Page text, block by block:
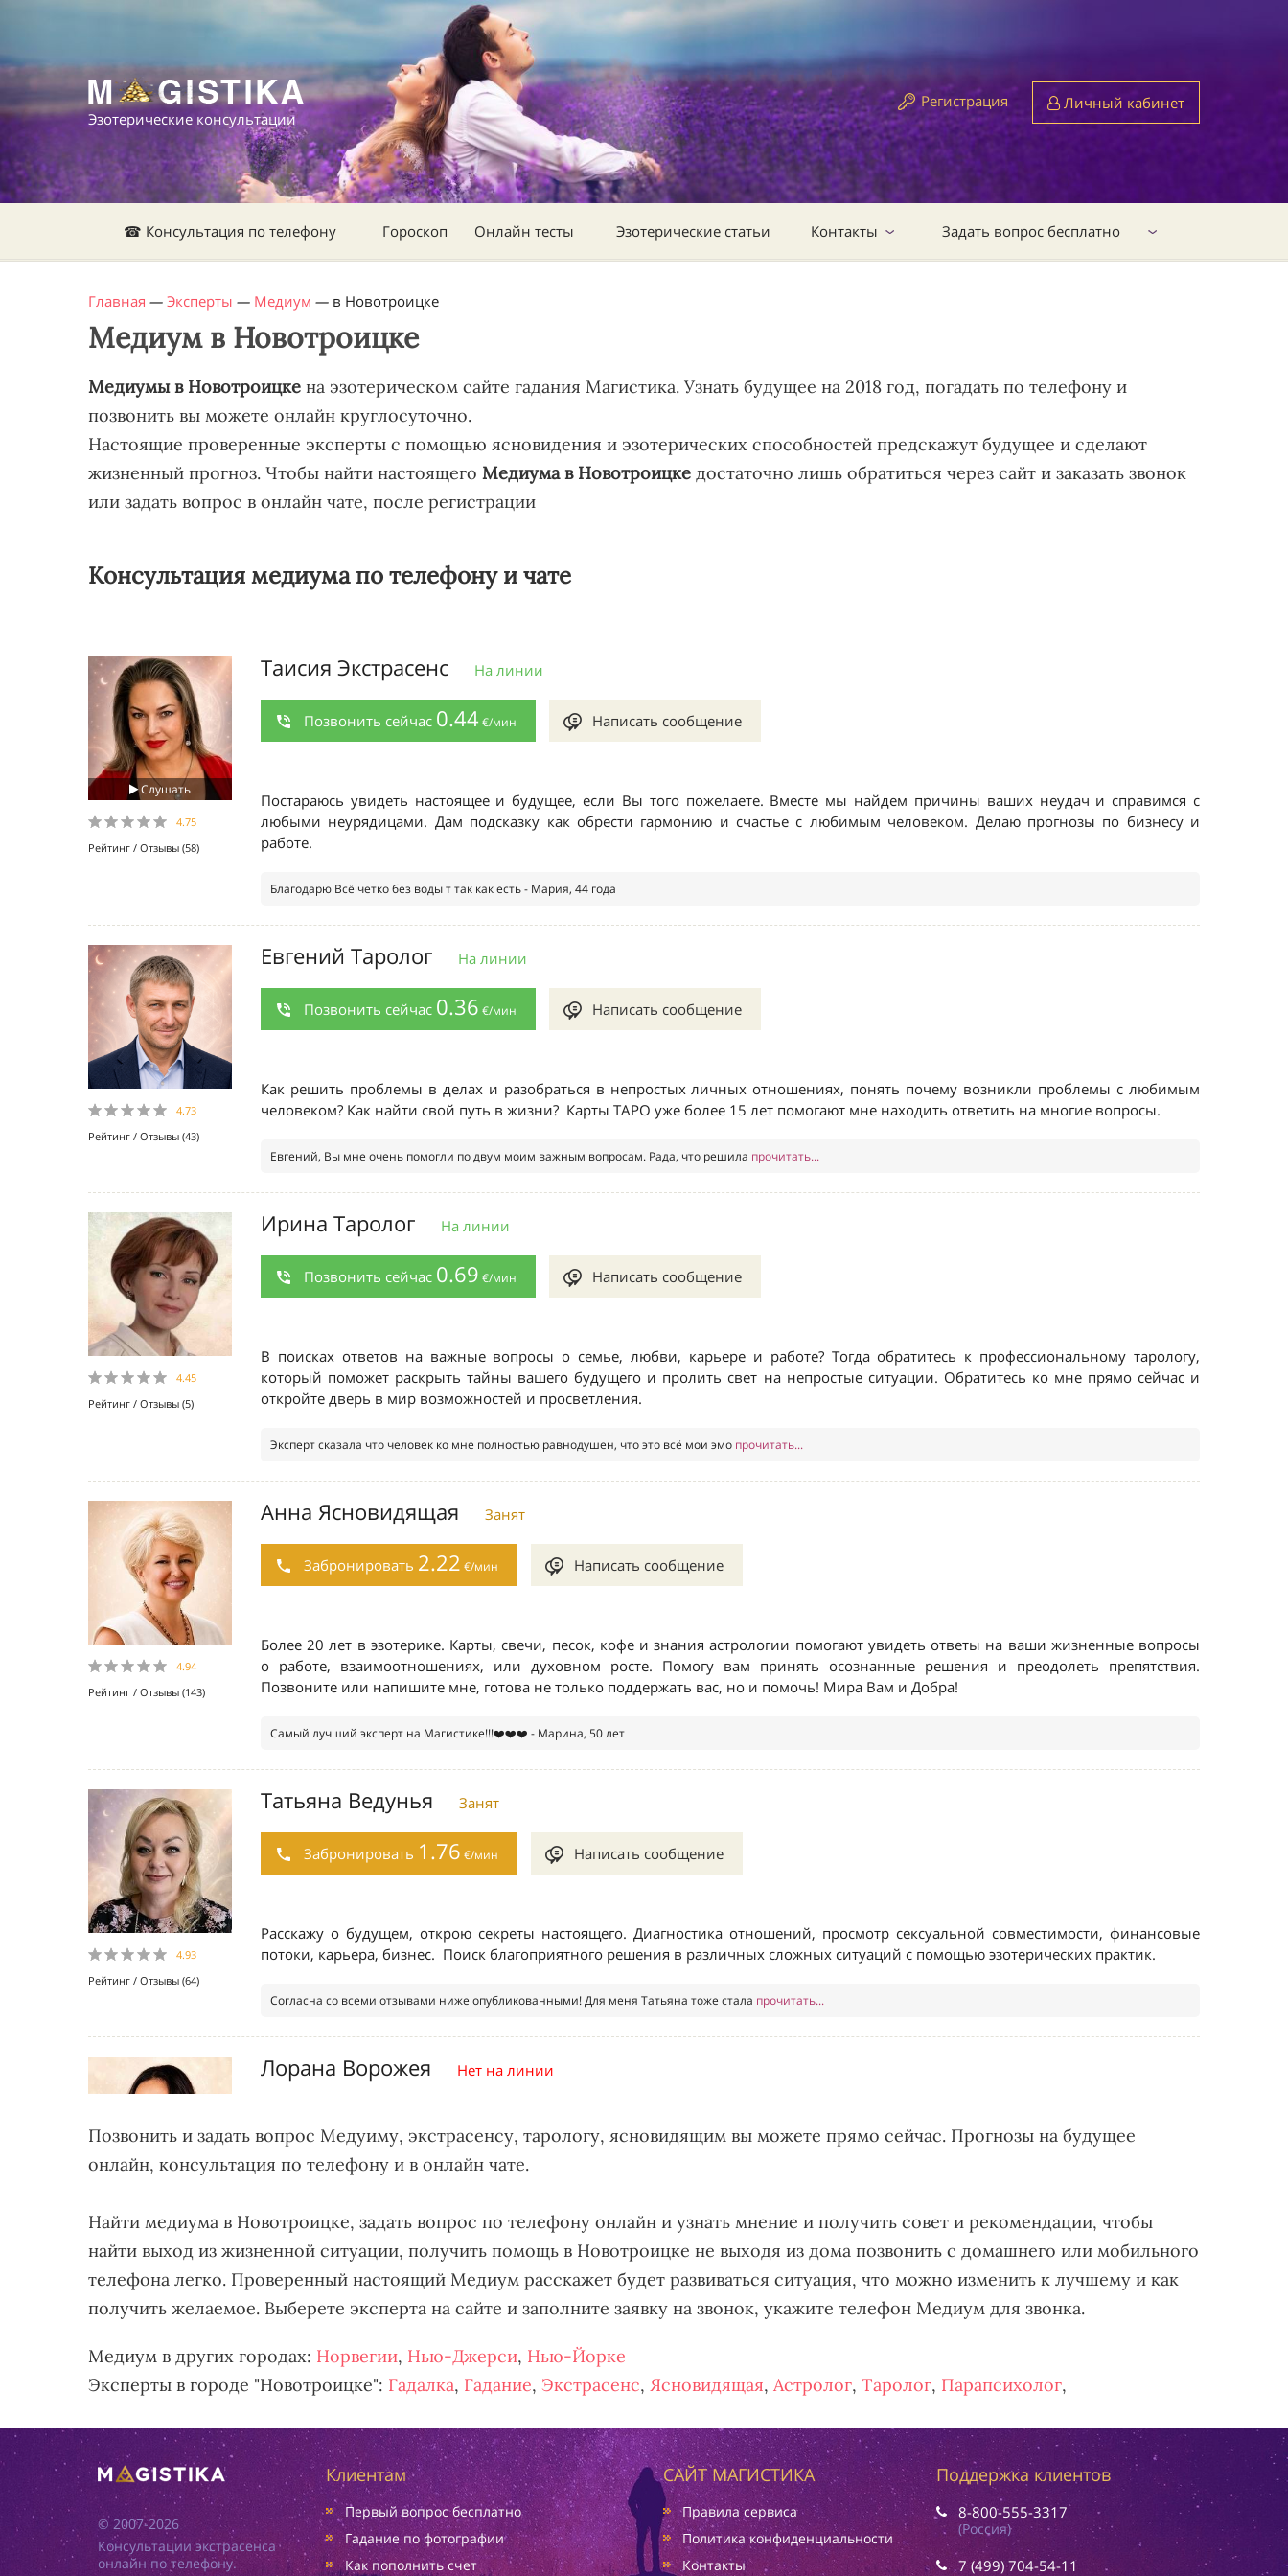
Эзотерические консультации
Регистрация Личный кабинет
☎ Консультация по телефону Гороскоп Онлайн тесты Эзотерические статьи Контакты Задать вопрос бесплатно
Главная — Эксперты — Медиум — в Новотроицке
Медиум в Новотроицке
Медиумы в Новотроицке на эзотерическом сайте гадания Магистика. Узнать будущее на 2018 год, погадать по телефону и
позвонить вы можете онлайн круглосуточно.
Настоящие проверенные эксперты с помощью ясновидения и эзотерических способностей предскажут будущее и сделают
жизненный прогноз. Чтобы найти настоящего Медиума в Новотроицке достаточно лишь обратиться через сайт и заказать звонок
или задать вопрос в онлайн чате, после регистрации
Консультация медиума по телефону и чате
Позвонить и задать вопрос Медуиму, экстрасенсу, тарологу, ясновидящим вы можете прямо сейчас. Прогнозы на будущее
онлайн, консультация по телефону и в онлайн чате.
Найти медиума в Новотроицке, задать вопрос по телефону онлайн и узнать мнение и получить совет и рекомендации, чтобы
найти выход из жизненной ситуации, получить помощь в Новотроицке не выходя из дома позвонить с домашнего или мобильного
телефона легко. Проверенный настоящий Медиум расскажет будет развиваться ситуация, что можно изменить к лучшему и как
получить желаемое. Выберете эксперта на сайте и заполните заявку на звонок, укажите телефон Медиум для звонка.
Медиум в других городах: Норвегии, Нью-Джерси, Нью-Йорке
Эксперты в городе "Новотроицке": Гадалка, Гадание, Экстрасенс, Ясновидящая, Астролог, Таролог, Парапсихолог,
© 2007-2026
Консультации экстрасенса
онлайн по телефону.
Клиентам
Первый вопрос бесплатно
Гадание по фотографии
Как пополнить счет
САЙТ МАГИСТИКА
Правила сервиса
Политика конфиденциальности
Контакты
Поддержка клиентов
8-800-555-3317
(Россия)
7 (499) 704-54-11